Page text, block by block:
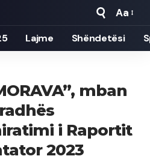
Font
Resizer
Aa
Lajme Shëndetësi
mban
i Raportit
2023